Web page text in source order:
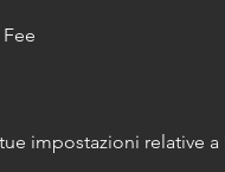
impostazioni relative